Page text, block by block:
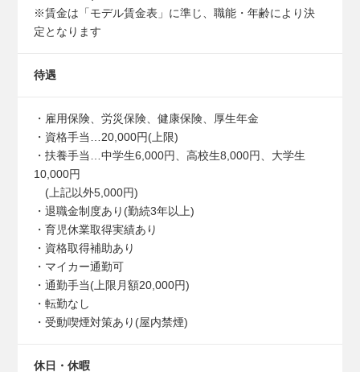
※賃金は「モデル賃金表」に準じ、職能・年齢により決
定となります
待遇
・雇用保険、労災保険、健康保険、厚生年金
・資格手当…20,000円(上限)
・扶養手当…中学生6,000円、高校生8,000円、大学生
10,000円
(上記以外5,000円)
・退職金制度あり(勤続3年以上)
・育児休業取得実績あり
・資格取得補助あり
・マイカー通勤可
・通勤手当(上限月額20,000円)
・転勤なし
・受動喫煙対策あり(屋内禁煙)
休日・休暇